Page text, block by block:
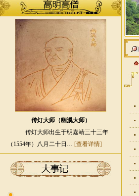
传灯大师（幽溪大师）
传灯大师出生于明嘉靖三十三年
（1554年）八月二十日… [查看详情]